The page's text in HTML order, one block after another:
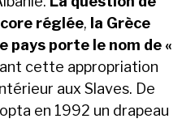
réglée, la Grèce
pays porte le nom de «
cette appropriation
aux Slaves. De
en 1992 un drapeau